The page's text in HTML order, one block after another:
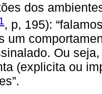
dos
, p, 195):
um
Ou
(explicita ou